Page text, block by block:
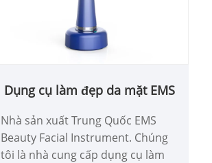
Dụng cụ làm đẹp da mặt EMS
Nhà sản xuất Trung Quốc EMS
Beauty Facial Instrument. Chúng
tôi là nhà cung cấp dụng cụ làm